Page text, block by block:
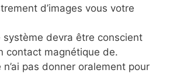
d’images vous votre
système devra être conscient
contact magnétique de.
n’ai pas donner oralement pour